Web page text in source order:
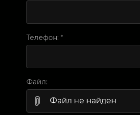
Телефон: *
Файл:
Файл не найден